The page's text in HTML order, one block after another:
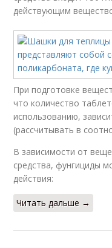
действующим
При подготовке
что количество
использованию,
(рассчитывать в
В зависимости от
средства, фунгициды
действия:
Читать дальше →